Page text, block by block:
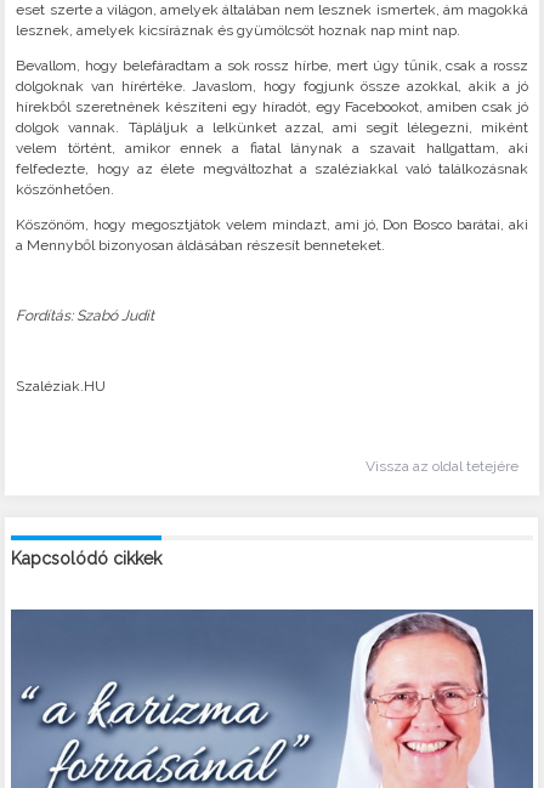
eset szerte a világon, amelyek általában nem lesznek ismertek, ám magokká
lesznek, amelyek kicsíráznak és gyümölcsöt hoznak nap mint nap.
Bevallom, hogy belefáradtam a sok rossz hírbe, mert úgy tűnik, csak a rossz
dolgoknak van hírértéke. Javaslom, hogy fogjunk össze azokkal, akik a jó
hírekből szeretnének készíteni egy híradót, egy Facebookot, amiben csak jó
dolgok vannak. Tápláljuk a lelkünket azzal, ami segít lélegezni, miként
velem történt, amikor ennek a fiatal lánynak a szavait hallgattam, aki
felfedezte, hogy az élete megváltozhat a szaléziakkal való találkozásnak
köszönhetően.
Köszönöm, hogy megosztjátok velem mindazt, ami jó, Don Bosco barátai, aki
a Mennyből bizonyosan áldásában részesít benneteket.
Fordítás: Szabó Judit
Szaléziak.HU
Vissza az oldal tetejére
Kapcsolódó cikkek